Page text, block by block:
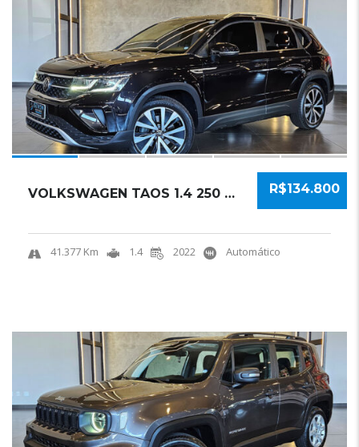
R$134.800
VOLKSWAGEN TAOS 1.4 250 TSI TOTAL FLEX HIGHL...
41.377 Km 1.4 2022 Automático